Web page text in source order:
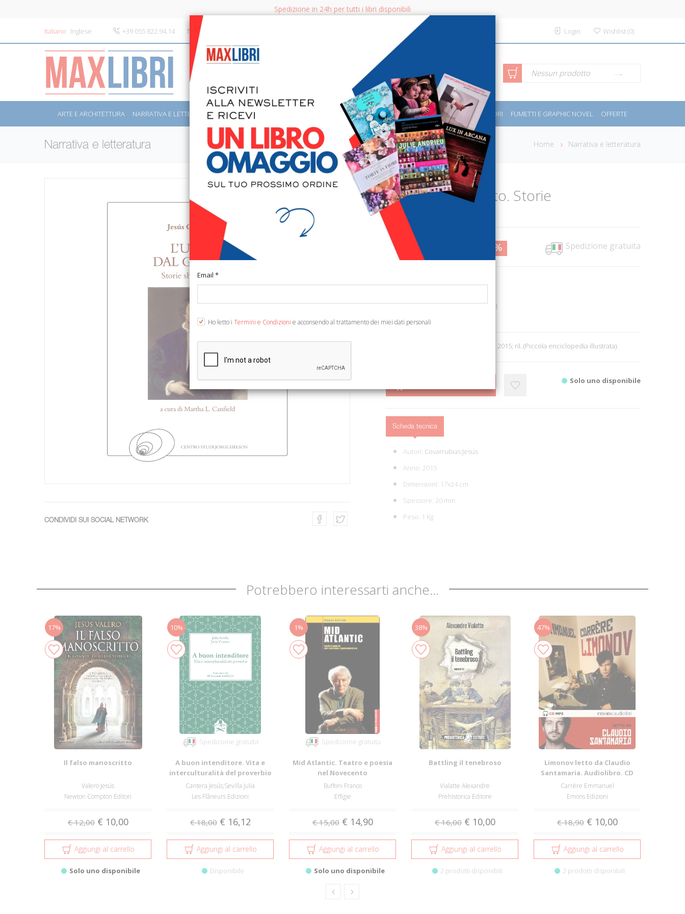
Spedizione in 24h per tutti i libri disponibili
Italiano Inglese +39 055 822.94.14 info@maxlibri.it Login Wishlist(0)
CERCA Ricerca avanzata Nessun prodotto
ARTE E ARCHITETTURA NARRATIVA E LETTERATURA SAGGISTICA LIBRI PER BAMBINI E RAGAZZI MANUALI - GUIDE - CORSI SPORT E MOTORI FUMETTI E GRAPHIC NOVEL OFFERTE
Narrativa e letteratura Home Narrativa e letteratura
CONDIVIDI SUI SOCIAL NETWORK
L'uomo dal guanto. Storie
shakespeariane
€ 22,45 25% Spedizione gratuita
Codice: 862492996601604
Categoria: Fumetti e Graphic Novel
Ean13:
9788890518959
Traduzione di Canfield M. L. Firenze, 2015; ril. (Piccola enciclopedia illustrata).
Solo uno disponibile
Scheda tecnica
Autori: Covarrubias Jesús
Anno: 2015
Dimensioni: 17x24 cm
Spessore: 20 mm
Peso: 1 Kg
Potrebbero interessarti anche...
17%
Il falso manoscritto
Valero Jesús
Newton Compton Editori
€ 12,00 € 10,00
Aggiungi al carrello
Solo uno disponibile
10%
Spedizione gratuita
A buon intenditore. Vita e
interculturalità del proverbio
Cantera Jesús;Sevilla Julia
Les Flâneurs Edizioni
€ 18,00 € 16,12
Aggiungi al carrello
Disponibile
1%
Spedizione gratuita
Mid Atlantic. Teatro e poesia
nel Novecento
angloamericano
Buffoni Franco
Effigie
€ 15,00 € 14,90
Aggiungi al carrello
Solo uno disponibile
38%
Battling il tenebroso
Vialatte Alexandre
Prehistorica Editore
€ 16,00 € 10,00
Aggiungi al carrello
2 prodotti disponibili
47%
Limonov letto da Claudio
Santamaria. Audiolibro. CD
Audio formato...
Carrère Emmanuel
Emons Edizioni
€ 18,90 € 10,00
Aggiungi al carrello
2 prodotti disponibili
Email *
Ho letto i Termini e Condizioni e acconsendo al trattamento dei miei dati personali